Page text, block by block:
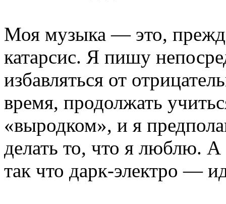
Моя музыка — это,
катарсис. Я пишу
избавляться от
время, продолжать
«выродком», и я
делать то, что я люблю.
так что дарк-электро —